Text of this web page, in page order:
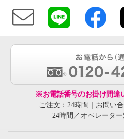
※お電話番号のお掛け間違
ご注文：24時間｜お問い
24時間／オペレータ